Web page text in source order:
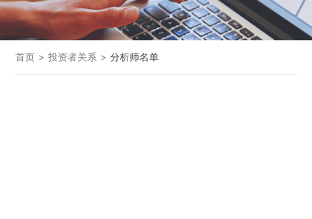
首页 > 投资者关系 > 分析师名单